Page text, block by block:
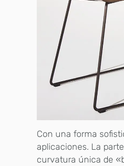
Con una forma
aplicaciones. La
curvatura única de